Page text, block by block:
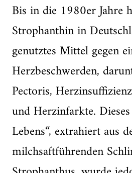
Bis in die 1980er Jahre
Strophanthin in
genutztes Mittel gegen
Herzbeschwerden,
Pectoris,
und Herzinfarkte.
Lebens“, extrahiert aus
milchsaftführenden